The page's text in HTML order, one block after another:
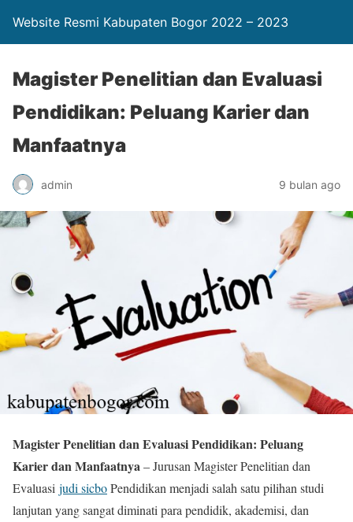
Website Resmi Kabupaten Bogor 2022 – 2023
Magister Penelitian dan Evaluasi
Pendidikan: Peluang Karier dan
Manfaatnya
admin 9 bulan ago
Magister Penelitian dan Evaluasi Pendidikan: Peluang
Karier dan Manfaatnya – Jurusan Magister Penelitian dan
Evaluasi judi sicboPendidikan menjadi salah satu pilihan studi
lanjutan yang sangat diminati para pendidik, akademisi, dan